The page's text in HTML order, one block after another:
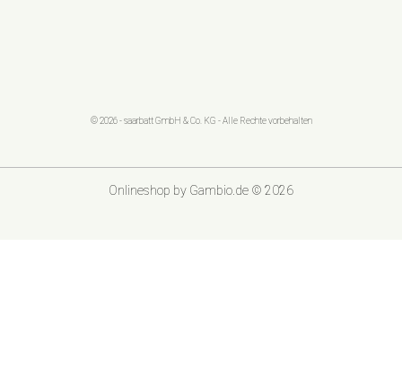
© 2026 - saarbatt GmbH & Co. KG - Alle Rechte vorbehalten
Onlineshop by Gambio.de © 2026